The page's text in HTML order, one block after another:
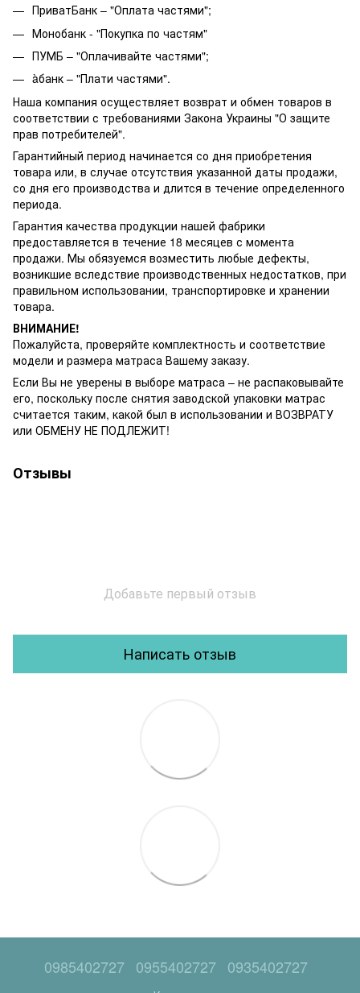
ПриватБанк – "Оплата частями";
Монобанк - "Покупка по частям"
ПУМБ – "Оплачивайте частями";
àбанк – "Плати частями".
Наша компания осуществляет возврат и обмен товаров в
соответствии с требованиями Закона Украины "О защите
прав потребителей".
Гарантийный период начинается со дня приобретения
товара или, в случае отсутствия указанной даты продажи,
со дня его производства и длится в течение определенного
периода.
Гарантия качества продукции нашей фабрики
предоставляется в течение 18 месяцев с момента
продажи. Мы обязуемся возместить любые дефекты,
возникшие вследствие производственных недостатков, при
правильном использовании, транспортировке и хранении
товара.
ВНИМАНИЕ!
Пожалуйста, проверяйте комплектность и соответствие
модели и размера матраса Вашему заказу.
Если Вы не уверены в выборе матраса – не распаковывайте
его, поскольку после снятия заводской упаковки матрас
считается таким, какой был в использовании и ВОЗВРАТУ
или ОБМЕНУ НЕ ПОДЛЕЖИТ!
Отзывы
Добавьте первый отзыв
Написать отзыв
0985402727 0955402727 0935402727